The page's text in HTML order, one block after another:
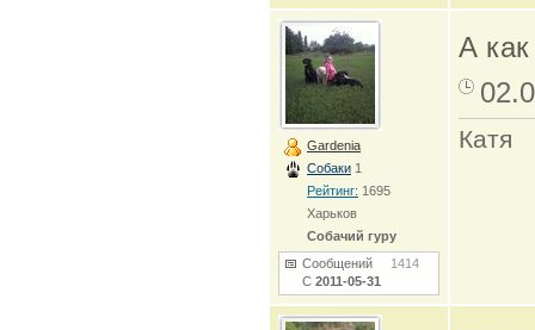
Gardenia
Собаки 1
Рейтинг: 1695
Харьков
Собачий гуру
Сообщений 1414
С 2011-05-31
А
Катя